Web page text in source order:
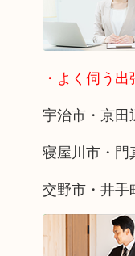
・よく伺う
宇治市・京田
寝屋川市・門
交野市・井手